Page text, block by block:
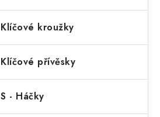
Klíčové kroužky
Klíčové přívěsky
S - Háčky